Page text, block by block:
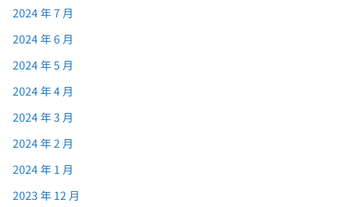
2024 年 7 月
2024 年 6 月
2024 年 5 月
2024 年 4 月
2024 年 3 月
2024 年 2 月
2024 年 1 月
2023 年 12 月